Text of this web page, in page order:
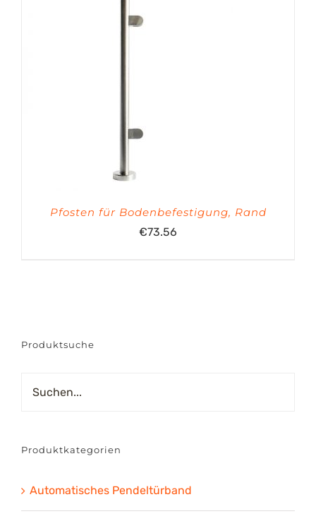
Pfosten für Bodenbefestigung, Rand
€73.56
Produktsuche
Produktkategorien
Automatisches Pendeltürband